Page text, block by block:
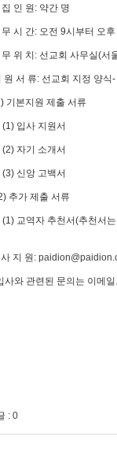
인 원: 약간 명
시 간: 오전 9시부터 오
위 치: 선교회 사무실(서
원 서 류: 선교회 지정 양
본지원 제출 서류
입사 지원서
자기 소개서
신앙 고백서
가 제출 서류
교역자 추천서(추천서는
지 원:
사와 관련된 문의는 이메
: 0